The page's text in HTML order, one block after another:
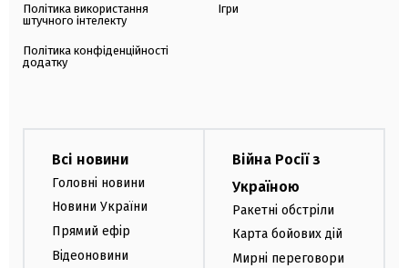
Політика використання
штучного інтелекту
Політика конфіденційності
додатку
Ігри
Всі новини
Головні новини
Новини України
Прямий ефір
Відеоновини
Війна Росії з
Україною
Ракетні обстріли
Карта бойових дій
Мирні переговори